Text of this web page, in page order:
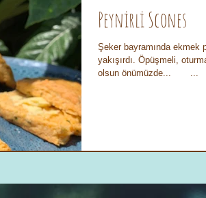
Peynirli Scones
Şeker bayramında ekmek
yakışırdı. Öpüşmeli,